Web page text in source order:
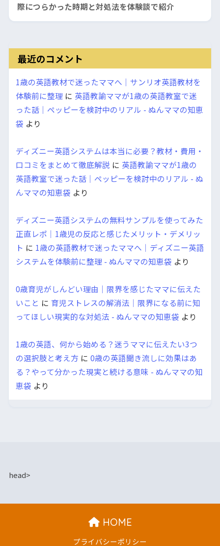
際につらかった時期と対処法を体験談で紹介
最近のコメント
1歳の英語教材で迷ったママへ｜サンリオ英語教材を
体験前に整理 に 英語教諭ママが1歳の英語教室で迷
った話｜ペッピーを検討中のリアル - ぬんママの知恵
袋 より
ディズニー英語システムは本当に必要？教材・費用・
口コミをまとめて徹底解説 に 英語教諭ママが1歳の
英語教室で迷った話｜ペッピーを検討中のリアル - ぬ
んママの知恵袋 より
ディズニー英語システムの無料サンプルを使ってみた
正直レポ｜1歳児の反応と感じたメリット・デメリッ
ト に 1歳の英語教材で迷ったママへ｜ディズニー英語
システムを体験前に整理 - ぬんママの知恵袋 より
0歳育児がしんどい理由｜限界を感じたママに伝えた
いこと に 育児ストレスの解消法｜限界になる前に知
ってほしい現実的な対処法 - ぬんママの知恵袋 より
1歳の英語、何から始める？迷うママに伝えたい3つ
の選択肢と考え方 に 0歳の英語聞き流しに効果はあ
る？やって分かった現実と続ける意味 - ぬんママの知
恵袋 より
head>
HOME
プライバシーポリシー